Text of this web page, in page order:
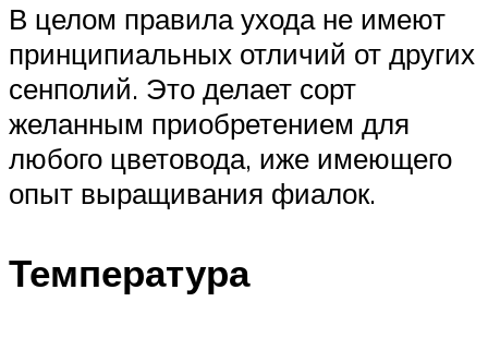
В целом правила ухода не имеют
принципиальных отличий от других
сенполий. Это делает сорт
желанным приобретением для
любого цветовода, иже имеющего
опыт выращивания фиалок.
Температура